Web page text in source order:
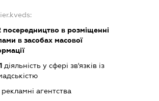
посередництво в розміщенні
в засобах масової
діяльність у сфері зв'язків із
рекламні агентства